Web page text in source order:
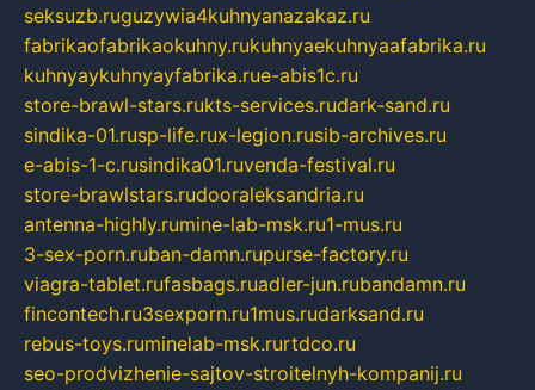
seksuzb.ruguzywia4kuhnyanazakaz.ru
fabrikaofabrikaokuhny.rukuhnyaekuhnyaafabrika.ru
kuhnyaykuhnyayfabrika.rue-abis1c.ru
store-brawl-stars.rukts-services.rudark-sand.ru
sindika-01.rusp-life.rux-legion.rusib-archives.ru
e-abis-1-c.rusindika01.ruvenda-festival.ru
store-brawlstars.rudooraleksandria.ru
antenna-highly.rumine-lab-msk.ru1-mus.ru
3-sex-porn.ruban-damn.rupurse-factory.ru
viagra-tablet.rufasbags.ruadler-jun.rubandamn.ru
fincontech.ru3sexporn.ru1mus.rudarksand.ru
rebus-toys.ruminelab-msk.rurtdco.ru
seo-prodvizhenie-sajtov-stroitelnyh-kompanij.ru